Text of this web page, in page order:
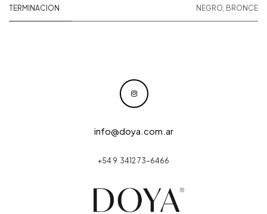
TERMINACION NEGRO BRONCE
info@doya.com.ar
+54 9 3412 73-6466